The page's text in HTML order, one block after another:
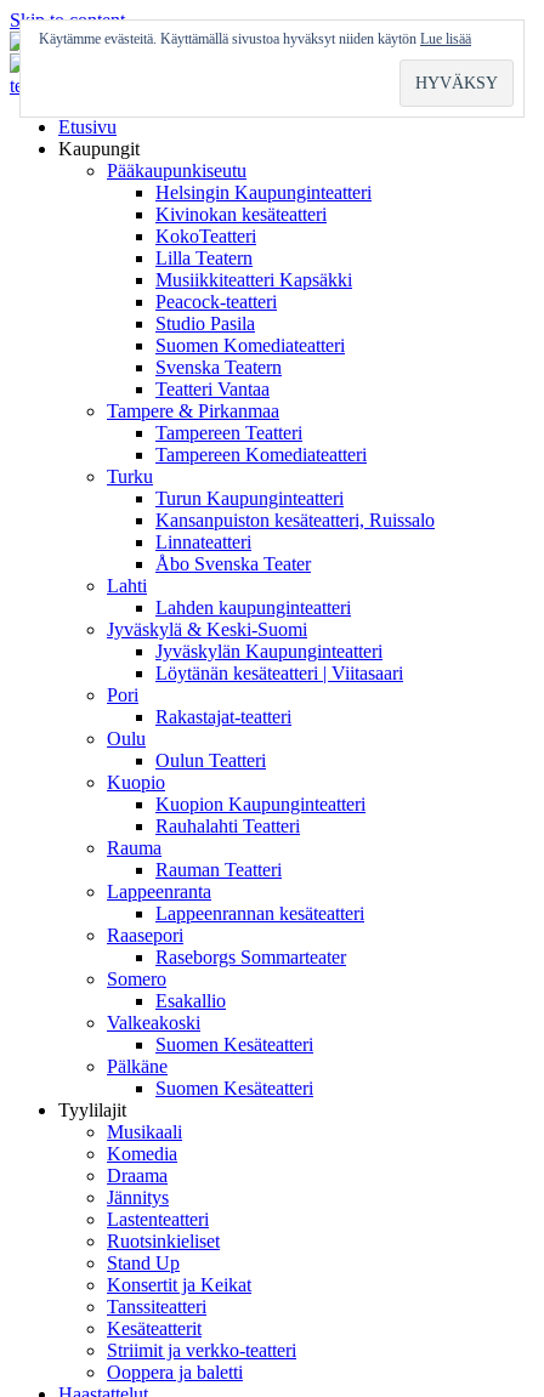
Skip to content
Etusivu
Kaupungit
Pääkaupunkiseutu
Helsingin Kaupunginteatteri
Kivinokan kesäteatteri
KokoTeatteri
Lilla Teatern
Musiikkiteatteri Kapsäkki
Peacock-teatteri
Studio Pasila
Suomen Komediateatteri
Svenska Teatern
Teatteri Vantaa
Tampere & Pirkanmaa
Tampereen Teatteri
Tampereen Komediateatteri
Turku
Turun Kaupunginteatteri
Kansanpuiston kesäteatteri, Ruissalo
Linnateatteri
Åbo Svenska Teater
Lahti
Lahden kaupunginteatteri
Jyväskylä & Keski-Suomi
Jyväskylän Kaupunginteatteri
Löytänän kesäteatteri | Viitasaari
Pori
Rakastajat-teatteri
Oulu
Oulun Teatteri
Kuopio
Kuopion Kaupunginteatteri
Rauhalahti Teatteri
Rauma
Rauman Teatteri
Lappeenranta
Lappeenrannan kesäteatteri
Raasepori
Raseborgs Sommarteater
Somero
Esakallio
Valkeakoski
Suomen Kesäteatteri
Pälkäne
Suomen Kesäteatteri
Tyylilajit
Musikaali
Komedia
Draama
Jännitys
Lastenteatteri
Ruotsinkieliset
Stand Up
Konsertit ja Keikat
Tanssiteatteri
Kesäteatterit
Striimit ja verkko-teatteri
Ooppera ja baletti
Käytämme evästeitä. Käyttämällä sivustoa hyväksyt niiden käytön Lue lisää